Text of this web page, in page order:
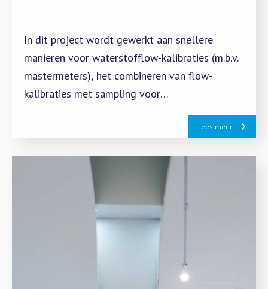
In dit project wordt gewerkt aan snellere
manieren voor waterstofflow-kalibraties (m.b.v.
mastermeters), het combineren van flow-
kalibraties met sampling voor
kwaliteitsmetingen, testprotocollen voor het
testen van sensoren voor gassamenstelling, en
onzuiverheden.
Lees meer